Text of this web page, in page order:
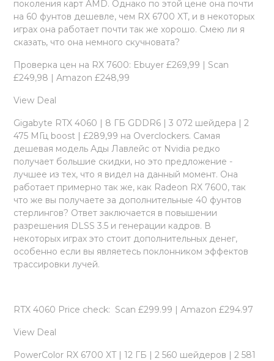
поколения карт AMD. Однако по этой цене она почти
на 60 фунтов дешевле, чем RX 6700 XT, и в некоторых
играх она работает почти так же хорошо. Смею ли я
сказать, что она немного скучновата?
Проверка цен на RX 7600: Ebuyer £269,99 | Scan
£249,98 | Amazon £248,99
View Deal
Gigabyte RTX 4060 | 8 ГБ GDDR6 | 3 072 шейдера | 2
475 МГц boost | £289,99 на Overclockers. Самая
дешевая модель Ады Лавлейс от Nvidia редко
получает большие скидки, но это предложение -
лучшее из тех, что я видел на данный момент. Она
работает примерно так же, как Radeon RX 7600, так
что же вы получаете за дополнительные 40 фунтов
стерлингов? Ответ заключается в повышении
разрешения DLSS 3.5 и генерации кадров. В
некоторых играх это стоит дополнительных денег,
особенно если вы являетесь поклонником эффектов
трассировки лучей.
RTX 4060 Price check: Scan £299.99 | Amazon £294.97
View Deal
PowerColor RX 6700 XT | 12 ГБ | 2 560 шейдеров | 2 581